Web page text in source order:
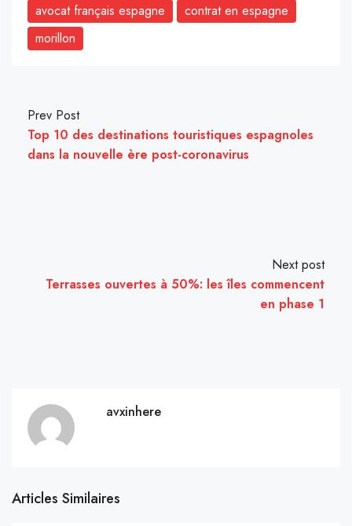
avocat français espagne
contrat en espagne
morillon
Prev Post
Top 10 des destinations touristiques espagnoles
dans la nouvelle ère post-coronavirus
Next post
Terrasses ouvertes à 50%: les îles commencent
en phase 1
avxinhere
Articles Similaires